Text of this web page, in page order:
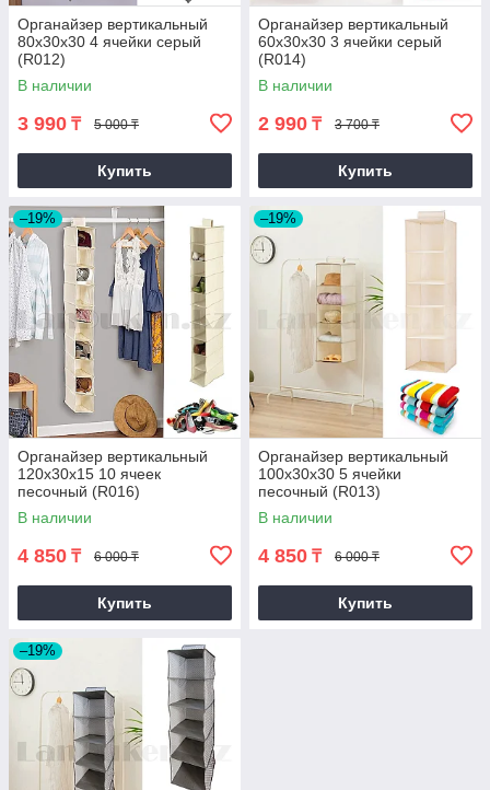
Органайзер вертикальный
80х30х30 4 ячейки серый
(R012)
В наличии
3 990 ₸ 5 000 ₸
Купить
Органайзер вертикальный
60х30х30 3 ячейки серый
(R014)
В наличии
2 990 ₸ 3 700 ₸
Купить
–19%
Органайзер вертикальный
120х30х15 10 ячеек
песочный (R016)
В наличии
4 850 ₸ 6 000 ₸
Купить
–19%
Органайзер вертикальный
100х30х30 5 ячейки
песочный (R013)
В наличии
4 850 ₸ 6 000 ₸
Купить
–19%